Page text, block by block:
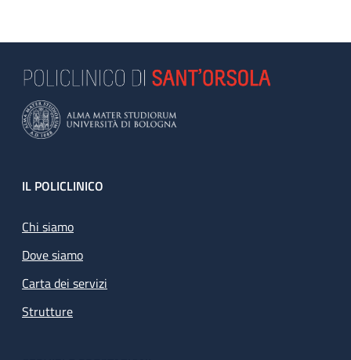
Footer
IL POLICLINICO
Chi siamo
Dove siamo
Carta dei servizi
Strutture